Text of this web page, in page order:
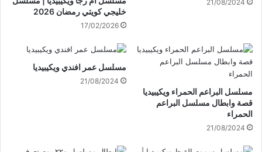
21/08/2024
خليجي كويتي رمضان 2026
17/02/2026
مسلسل البراعم الحمراء ويكيبيديا
قصة وابطال مسلسل البراعم
الحمراء
21/08/2024
مسلسل عمر افندي ويكيبيديا
21/08/2024